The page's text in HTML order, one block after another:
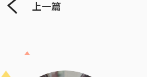
上一篇